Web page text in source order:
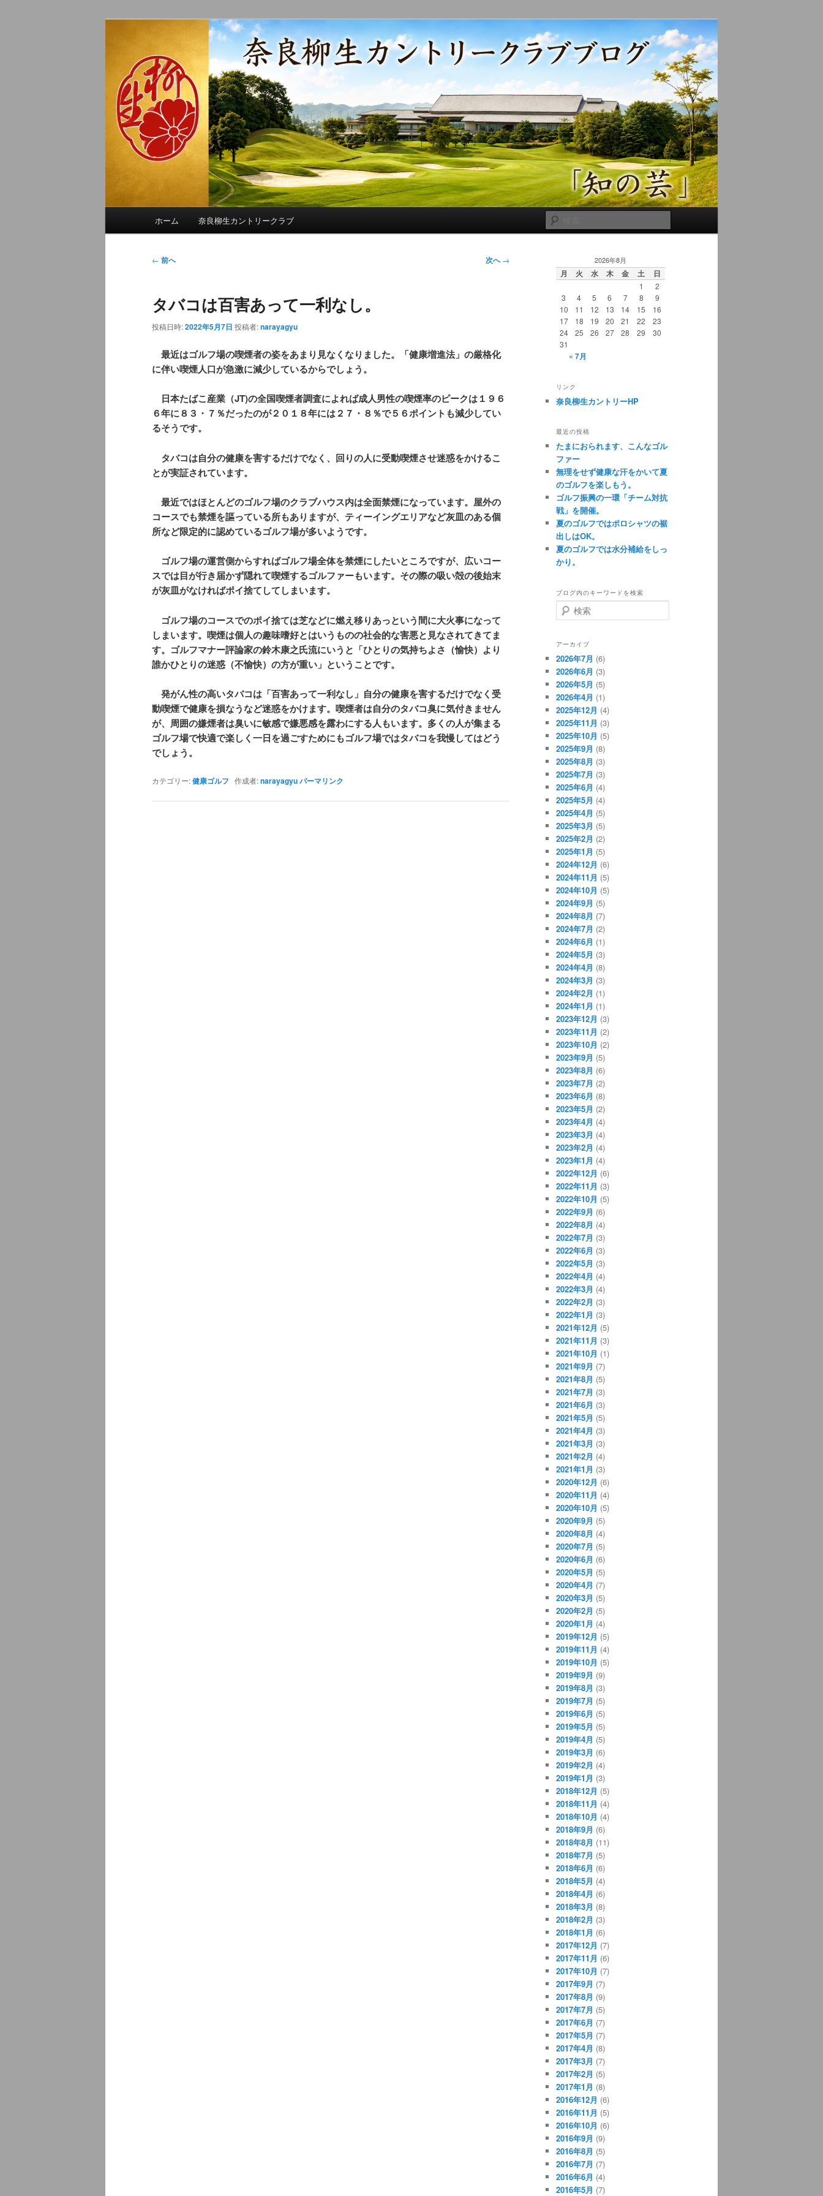
奈良柳生カントリークラブ総支配人ブログ
季節の話題、クラブの出来事、コースの改修・更新作業、ゴルフに関する随筆、喜怒哀楽などを気まぐ
れに発信します。
索
ホーム 奈良柳生カントリークラブ
投
ビ
ー
ン
← 前へ 次へ→
タバコは百害あって一利なし。
投稿日時:2022年5月7日 投稿者:narayagyu
最近はゴルフ場の喫煙者の姿をあまり見なくなりました。「健康増進法」の厳格化
に伴い喫煙人口が急激に減少しているからでしょう。
日本たばこ産業（JT)の全国喫煙者調査によれば成人男性の喫煙率のピークは１９６
６年に８３・７％だったのが２０１８年には２７・８％で５６ポイントも減少してい
るそうです。
タバコは自分の健康を害するだけでなく、回りの人に受動喫煙させ迷惑をかけるこ
とが実証されています。
最近ではほとんどのゴルフ場のクラブハウス内は全面禁煙になっています。屋外の
コースでも禁煙を謳っている所もありますが、ティーイングエリアなど灰皿のある個
所など限定的に認めているゴルフ場が多いようです。
ゴルフ場の運営側からすればゴルフ場全体を禁煙にしたいところですが、広いコー
スでは目が行き届かず隠れて喫煙するゴルファーもいます。その際の吸い殻の後始末
が灰皿がなければポイ捨てしてしまいます。
ゴルフ場のコースでのポイ捨ては芝などに燃え移りあっという間に大火事になって
しまいます。喫煙は個人の趣味嗜好とはいうものの社会的な害悪と見なされてきてま
す。ゴルフマナー評論家の鈴木康之氏流にいうと「ひとりの気持ちよさ（愉快）より
誰かひとりの迷惑（不愉快）の方が重い」ということです。
発がん性の高いタバコは「百害あって一利なし」自分の健康を害するだけでなく受
動喫煙で健康を損なうなど迷惑をかけます。喫煙者は自分のタバコ臭に気付きません
が、周囲の嫌煙者は臭いに敏感で嫌悪感を露わにする人もいます。多くの人が集まる
ゴルフ場で快適で楽しく一日を過ごすためにもゴルフ場ではタバコを我慢してはどう
でしょう。
カテゴリー:健康ゴルフ 作成者:narayagyuパーマリンク
2026年8月
月 火 水 木 金 土 日
1
2
3
4 5 6 7 8
9
10
11 12 13 14 15
16
17
18 19 20 21 22
23
24
25 26 27 28 29
30
31
« 7月
リンク
奈良柳生カントリーHP
最近の投稿
たまにおられます、こんなゴル
ファー
無理をせず健康な汗をかいて夏
のゴルフを楽しもう。
ゴルフ振興の一環「チーム対抗
戦」を開催。
夏のゴルフではポロシャツの裾
出しはOK。
夏のゴルフでは水分補給をしっ
かり。
ブログ内のキーワードを検索
検
索
アーカイブ
2026年7月 (6)
2026年6月 (3)
2026年5月 (5)
2026年4月 (1)
2025年12月 (4)
2025年11月 (3)
2025年10月 (5)
2025年9月 (8)
2025年8月 (3)
2025年7月 (3)
2025年6月 (4)
2025年5月 (4)
2025年4月 (5)
2025年3月 (5)
2025年2月 (2)
2025年1月 (5)
2024年12月 (6)
2024年11月 (5)
2024年10月 (5)
2024年9月 (5)
2024年8月 (7)
2024年7月 (2)
2024年6月 (1)
2024年5月 (3)
2024年4月 (8)
2024年3月 (3)
2024年2月 (1)
2024年1月 (1)
2023年12月 (3)
2023年11月 (2)
2023年10月 (2)
2023年9月 (5)
2023年8月 (6)
2023年7月 (2)
2023年6月 (8)
2023年5月 (2)
2023年4月 (4)
2023年3月 (4)
2023年2月 (4)
2023年1月 (4)
2022年12月 (6)
2022年11月 (3)
2022年10月 (5)
2022年9月 (6)
2022年8月 (4)
2022年7月 (3)
2022年6月 (3)
2022年5月 (3)
2022年4月 (4)
2022年3月 (4)
2022年2月 (3)
2022年1月 (3)
2021年12月 (5)
2021年11月 (3)
2021年10月 (1)
2021年9月 (7)
2021年8月 (5)
2021年7月 (3)
2021年6月 (3)
2021年5月 (5)
2021年4月 (3)
2021年3月 (3)
2021年2月 (4)
2021年1月 (3)
2020年12月 (6)
2020年11月 (4)
2020年10月 (5)
2020年9月 (5)
2020年8月 (4)
2020年7月 (5)
2020年6月 (6)
2020年5月 (5)
2020年4月 (7)
2020年3月 (5)
2020年2月 (5)
2020年1月 (4)
2019年12月 (5)
2019年11月 (4)
2019年10月 (5)
2019年9月 (9)
2019年8月 (3)
2019年7月 (5)
2019年6月 (5)
2019年5月 (5)
2019年4月 (5)
2019年3月 (6)
2019年2月 (4)
2019年1月 (3)
2018年12月 (5)
2018年11月 (4)
2018年10月 (4)
2018年9月 (6)
2018年8月 (11)
2018年7月 (5)
2018年6月 (6)
2018年5月 (4)
2018年4月 (6)
2018年3月 (8)
2018年2月 (3)
2018年1月 (6)
2017年12月 (7)
2017年11月 (6)
2017年10月 (7)
2017年9月 (7)
2017年8月 (9)
2017年7月 (5)
2017年6月 (7)
2017年5月 (7)
2017年4月 (8)
2017年3月 (7)
2017年2月 (5)
2017年1月 (8)
2016年12月 (6)
2016年11月 (5)
2016年10月 (6)
2016年9月 (9)
2016年8月 (5)
2016年7月 (7)
2016年6月 (4)
2016年5月 (7)